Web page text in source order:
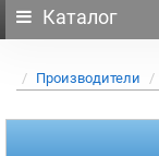
Каталог
Производители